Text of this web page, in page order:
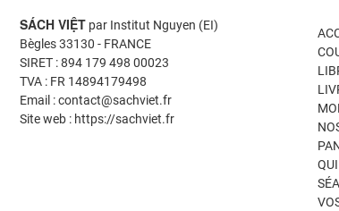
SÁCH VIỆT par Institut Nguyen (EI)
Bègles 33130 - FRANCE
SIRET : 894 179 498 00023
TVA : FR 14894179498
Email : contact@sachviet.fr
Site web : https://sachviet.fr